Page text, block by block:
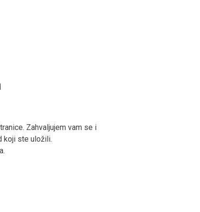
Zahvaljujem vam se i
koji ste uložili.